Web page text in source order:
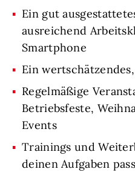
Ein gut
ausreichend
Smartphone
Ein
Regelmäßige
Betriebsfeste,
Events
Trainings und
deinen Aufgaben